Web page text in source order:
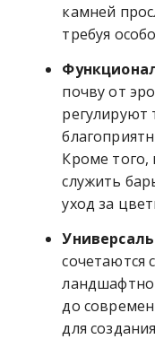
камней
требуя
почву от
регулируют
Кроме того,
служить
уход за
сочетаются
до
для